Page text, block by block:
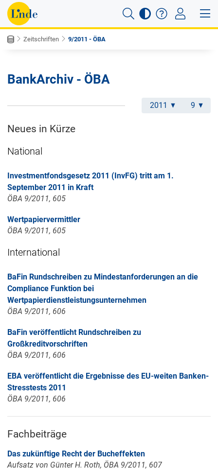
Zeitschriften 9/2011 - ÖBA
BankArchiv - ÖBA
2011 9
Neues in Kürze
National
Investmentfondsgesetz 2011 (InvFG) tritt am 1.
September 2011 in Kraft
ÖBA 9/2011, 605
Wertpapiervermittler
ÖBA 9/2011, 605
International
BaFin Rundschreiben zu Mindestanforderungen an die
Compliance Funktion bei
Wertpapierdienstleistungsunternehmen
ÖBA 9/2011, 606
BaFin veröffentlicht Rundschreiben zu
Großkreditvorschriften
ÖBA 9/2011, 606
EBA veröffentlicht die Ergebnisse des EU-weiten Banken-
Stresstests 2011
ÖBA 9/2011, 606
Fachbeiträge
Das zukünftige Recht der Bucheffekten
Aufsatz von Günter H. Roth, ÖBA 9/2011, 607